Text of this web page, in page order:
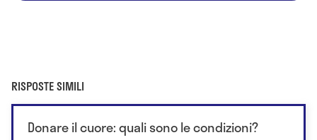
RISPOSTE SIMILI
Donare il cuore: quali sono le condizioni?